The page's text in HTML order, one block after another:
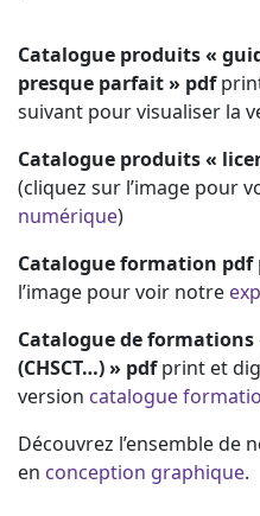
Catalogue produits «
presque parfait » pdf
suivant pour visualiser la
Catalogue produits «
(cliquez sur l’image pour
numérique)
Catalogue formation pdf
l’image pour voir notre
Catalogue de
(CHSCT…) » pdfprint et
version catalogue
Découvrez l’ensemble de
en conception graphique.